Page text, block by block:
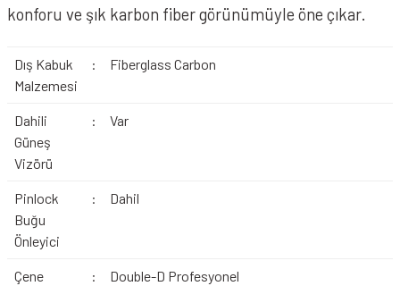
konforu ve şık karbon fiber görünümüyle öne çıkar.
Dış Kabuk
Malzemesi
: Fiberglass Carbon
Dahili
Güneş
Vizörü
: Var
Pinlock
Buğu
Önleyici
: Dahil
Çene
: Double-D Profesyonel